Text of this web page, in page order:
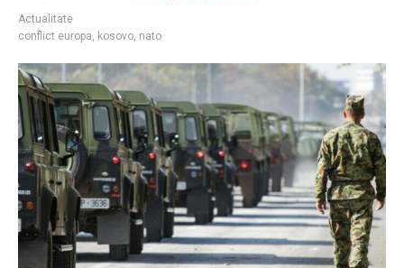
Actualitate
conflict europa, kosovo, nato